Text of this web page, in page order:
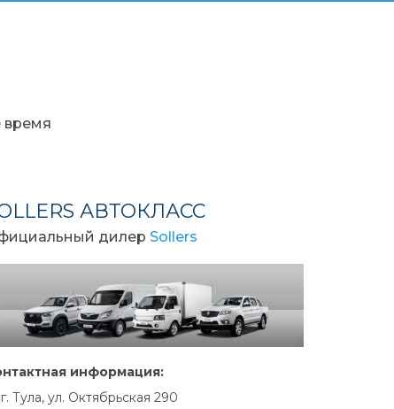
время
АВТОКЛАСС
дилер Sollers
информация:
г. Тула, ул. Октябрьская 290